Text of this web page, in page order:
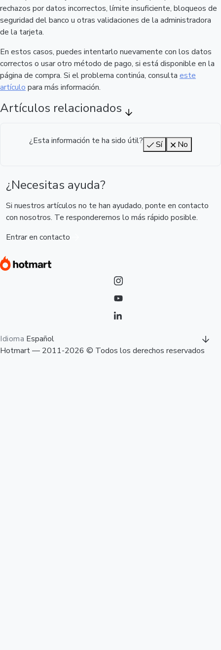
rechazos por datos incorrectos, límite insuficiente, bloqueos de
seguridad del banco u otras validaciones de la administradora
de la tarjeta.
En estos casos, puedes intentarlo nuevamente con los datos
correctos o usar otro método de pago, si está disponible en la
página de compra. Si el problema continúa, consulta este
artículo para más información.
Artículos relacionados
¿Esta información te ha sido útil? Sí No
¿Necesitas ayuda?
Si nuestros artículos no te han ayudado, ponte en contacto
con nosotros. Te responderemos lo más rápido posible.
Entrar en contacto
Idioma Español
Hotmart — 2011-2026 © Todos los derechos reservados